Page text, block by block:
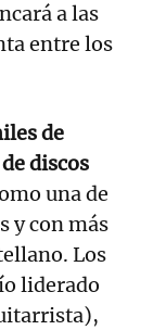
a las
entre los
de
discos
una de
y con más
Los
liderado